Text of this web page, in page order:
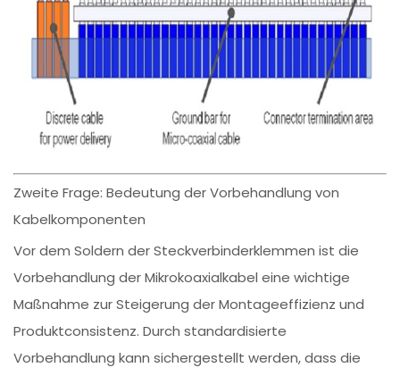
Zweite Frage: Bedeutung der Vorbehandlung von
Kabelkomponenten
Vor dem Soldern der Steckverbinderklemmen ist die
Vorbehandlung der Mikrokoaxialkabel eine wichtige
Maßnahme zur Steigerung der Montageeffizienz und
Produktconsistenz. Durch standardisierte
Vorbehandlung kann sichergestellt werden, dass die